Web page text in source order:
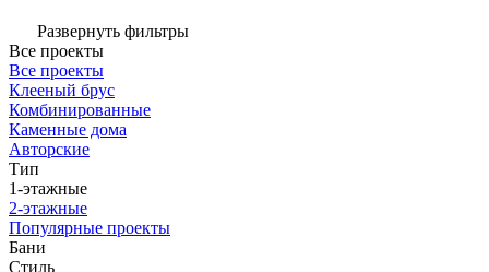
Развернуть фильтры
Все проекты
Все проекты
Клееный брус
Комбинированные
Каменные дома
Авторские
Тип
1-этажные
2-этажные
Популярные проекты
Бани
Стиль